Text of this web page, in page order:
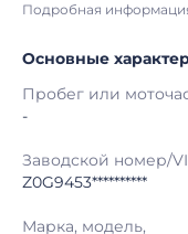
Подробная
Начало торгов:
Тип аукциона:
Основные
Пробег или
-
Заводской номер/
Z0G9453**********
Марка, модель,